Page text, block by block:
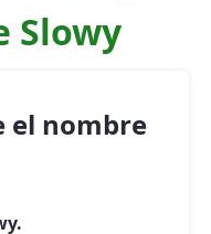
Slowy
el nombre